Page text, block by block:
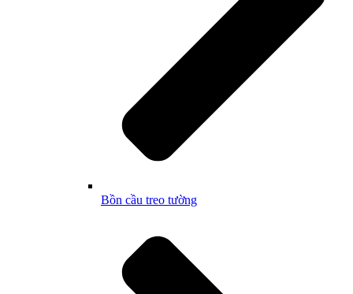
Bồn cầu treo tường